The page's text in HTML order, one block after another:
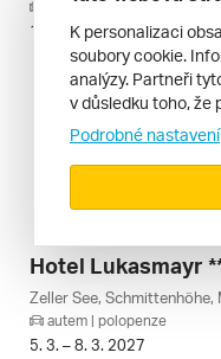
autem | polopenze
11. 3. – 14. 3. 2027
Hotel Lukasmayr
autem | polopenze
5. 3. – 8. 3. 2027
K personalizaci
soubory cookie.
analýzy. Partneři
v důsledku toho, že
Podrobné nastavení